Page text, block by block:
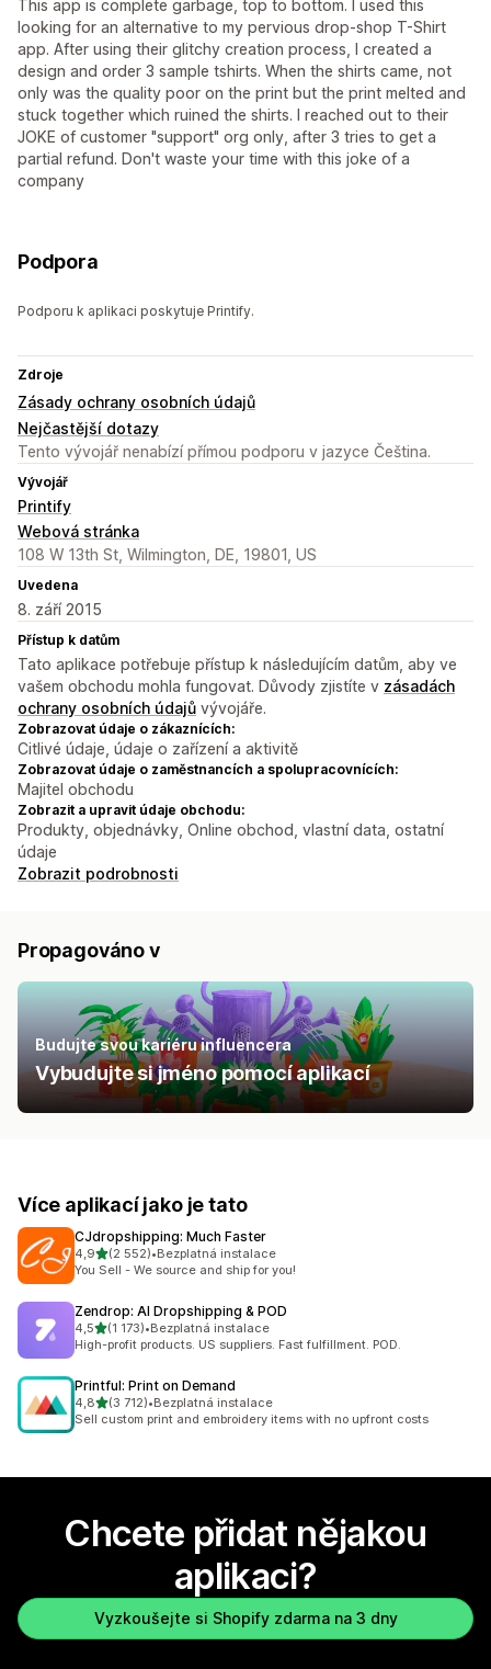
This app is complete garbage, top to bottom. I used this
looking for an alternative to my pervious drop-shop T-Shirt
app. After using their glitchy creation process, I created a
design and order 3 sample tshirts. When the shirts came, not
only was the quality poor on the print but the print melted and
stuck together which ruined the shirts. I reached out to their
JOKE of customer "support" org only, after 3 tries to get a
partial refund. Don't waste your time with this joke of a
company
Podpora
Podporu k aplikaci poskytuje Printify.
Zdroje
Zásady ochrany osobních údajů
Nejčastější dotazy
Tento vývojář nenabízí přímou podporu v jazyce Čeština.
Vývojář
Printify
Webová stránka
108 W 13th St, Wilmington, DE, 19801, US
Uvedena
8. září 2015
Přístup k datům
Tato aplikace potřebuje přístup k následujícím datům, aby ve
vašem obchodu mohla fungovat. Důvody zjistíte v zásadách
ochrany osobních údajů vývojáře.
Zobrazovat údaje o zákaznících:
Citlivé údaje, údaje o zařízení a aktivitě
Zobrazovat údaje o zaměstnancích a spolupracovnících:
Majitel obchodu
Zobrazit a upravit údaje obchodu:
Produkty, objednávky, Online obchod, vlastní data, ostatní
údaje
Zobrazit podrobnosti
Propagováno v
Budujte svou kariéru influencera
Vybudujte si jméno pomocí aplikací
Více aplikací jako je tato
CJdropshipping: Much Faster
4,9z 5 hvězd
(2 552)
Celkový počet recenzí: 2552
•Bezplatná instalace
You Sell - We source and ship for you!
Zendrop: AI Dropshipping & POD
4,5z 5 hvězd
(1 173)
Celkový počet recenzí: 1173
•Bezplatná instalace
High-profit products. US suppliers. Fast fulfillment. POD.
Printful: Print on Demand
4,8z 5 hvězd
(3 712)
Celkový počet recenzí: 3712
•Bezplatná instalace
Sell custom print and embroidery items with no upfront costs
Chcete přidat nějakou
aplikaci?
Vyzkoušejte si Shopify zdarma na 3 dny